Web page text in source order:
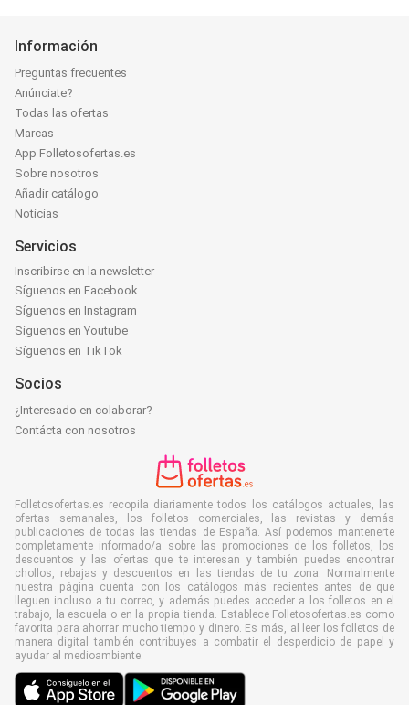
Información
Preguntas frecuentes
Anúnciate?
Todas las ofertas
Marcas
App Folletosofertas.es
Sobre nosotros
Añadir catálogo
Noticias
Servicios
Inscribirse en la newsletter
Síguenos en Facebook
Síguenos en Instagram
Síguenos en Youtube
Síguenos en TikTok
Socios
¿Interesado en colaborar?
Contácta con nosotros
Folletosofertas.es recopila diariamente todos los catálogos actuales, las
ofertas semanales, los folletos comerciales, las revistas y demás
publicaciones de todas las tiendas de España. Así podemos mantenerte
completamente informado/a sobre las promociones de los folletos, los
descuentos y las ofertas que te interesan y también puedes encontrar
chollos, rebajas y descuentos en las tiendas de tu zona. Normalmente
nuestra página cuenta con los catálogos más recientes antes de que
lleguen incluso a tu correo, y además puedes acceder a los folletos en el
trabajo, la escuela o en la propia tienda. Establece Folletosofertas.es como
favorita para ahorrar mucho tiempo y dinero. Es más, al leer los folletos de
manera digital también contribuyes a combatir el desperdicio de papel y
ayudar al medioambiente.